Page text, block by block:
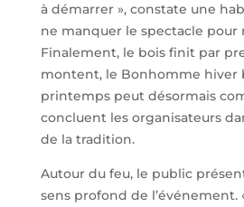
à démarrer », constate une
ne manquer le spectacle pour
Finalement, le bois finit par
montent, le Bonhomme hiver
printemps peut désormais
concluent les organisateurs
de la tradition.
Autour du feu, le public
sens profond de l’événement.